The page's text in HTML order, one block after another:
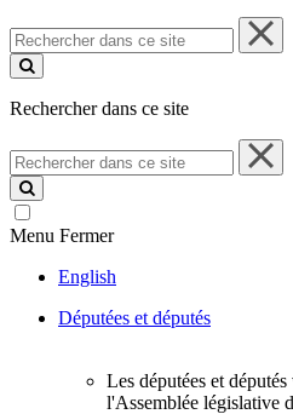
Rechercher
dans
ce
Rechercher dans ce site
Rechercher
dans
ce
site
Menu Fermer
English
Députées et députés
Les députées et
l'Assemblée législative